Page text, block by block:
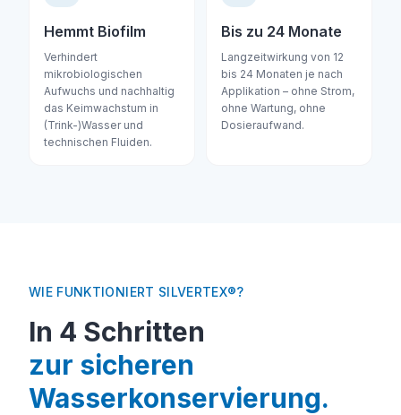
Hemmt Biofilm
Verhindert
mikrobiologischen
Aufwuchs und nachhaltig
das Keimwachstum in
(Trink-)Wasser und
technischen Fluiden.
Bis zu 24 Monate
Langzeitwirkung von 12
bis 24 Monaten je nach
Applikation – ohne Strom,
ohne Wartung, ohne
Dosieraufwand.
WIE FUNKTIONIERT SILVERTEX®?
In 4 Schritten
zur sicheren
Wasserkonservierung.